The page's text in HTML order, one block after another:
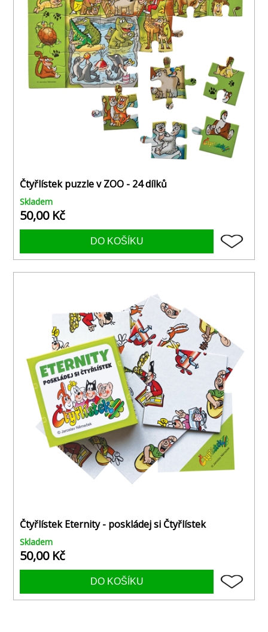
Čtyřlístek puzzle v ZOO - 24 dílků
Skladem
50,00 Kč
Čtyřlístek Eternity - poskládej si Čtyřlístek
Skladem
50,00 Kč